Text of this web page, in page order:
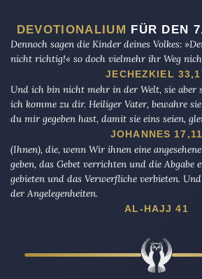
DEVOTIONALIUM FÜR DEN
Dennoch sagen die Kinder deines Volkes:
nicht richtig!« so doch vielmehr ihr Weg
JECHEZKIEL
Und ich bin nicht mehr in der Welt, sie aber
ich komme zu dir. Heiliger Vater, bewahre
du mir gegeben hast, damit sie eins seien,
JOHANNES 17,11
(Ihnen), die, wenn Wir ihnen eine
geben, das Gebet verrichten und die Abgabe
gebieten und das Verwerfliche verbieten.
der Angelegenheiten.
AL-HAJJ 41